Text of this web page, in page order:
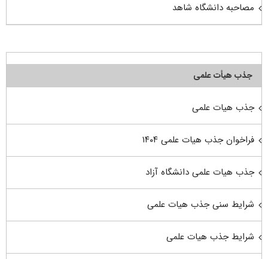
مصاحبه دانشگاه شاهد
جذب هیأت علمی
جذب هیات علمی
فراخوان جذب هیات علمی ۱۴۰۴
جذب هیات علمی دانشگاه آزاد
شرایط سنی جذب هیات علمی
شرایط جذب هیات علمی